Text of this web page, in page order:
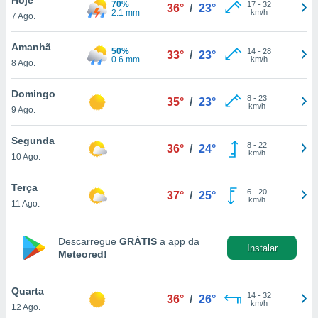
lhe
e
com
Pode
e
a
a
7 Ago.
70%
2.1 mm
36° / 23° 17- 32
km/h
Amanhã
8 Ago.
50%
0.6 mm
33° / 23° 14- 28
km/h
Domingo
9 Ago.
35° / 23° 8- 23
km/h
Segunda
10 Ago.
36° / 24° 8- 22
km/h
Terça
11 Ago.
37° / 25° 6- 20
km/h
Descarregue GRÁTIS a app da
Meteored!
Instalar
Quarta
12 Ago.
36° / 26° 14- 32
km/h